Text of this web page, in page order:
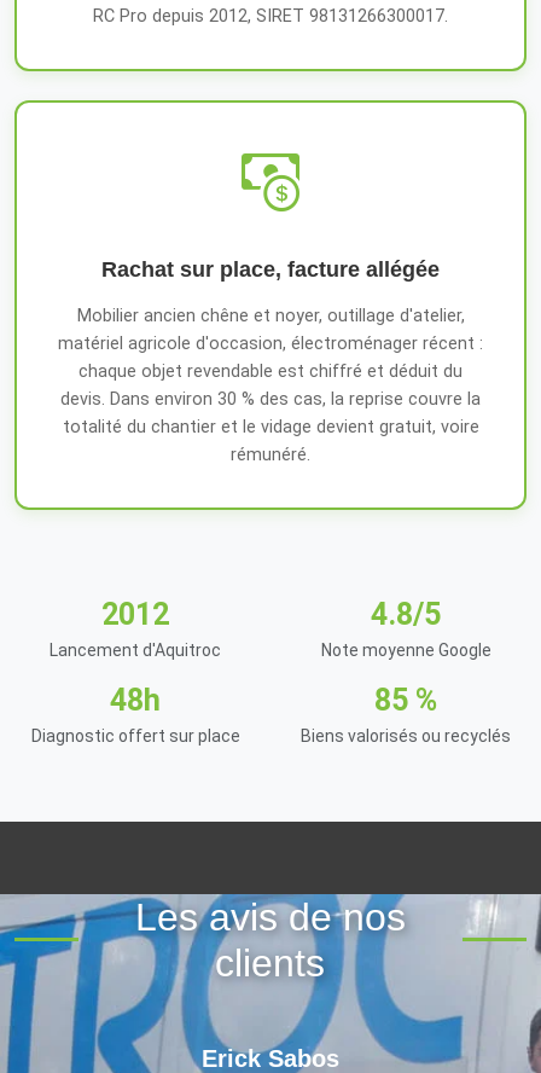
RC Pro depuis 2012, SIRET 98131266300017.
Rachat sur place, facture allégée
Mobilier ancien chêne et noyer, outillage d'atelier,
matériel agricole d'occasion, électroménager récent :
chaque objet revendable est chiffré et déduit du
devis. Dans environ 30 % des cas, la reprise couvre la
totalité du chantier et le vidage devient gratuit, voire
rémunéré.
2012
Lancement d'Aquitroc
4.8/5
Note moyenne Google
48h
Diagnostic offert sur place
85 %
Biens valorisés ou recyclés
Les avis de nos
clients
Erick Sabos